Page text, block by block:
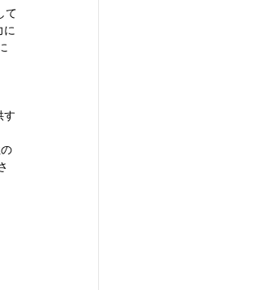
て
に
す